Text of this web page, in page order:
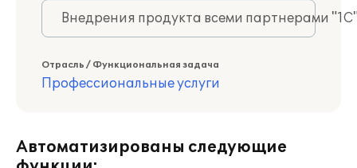
Внедрения продукта всеми партнерами
Отрасль / Функциональная задача
Профессиональные услуги
Автоматизированы следующие